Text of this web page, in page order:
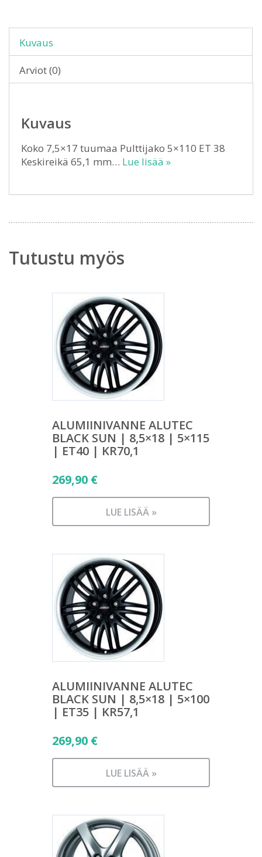
Kuvaus
Arviot (0)
Kuvaus
Koko 7,5×17 tuumaa Pulttijako 5×110 ET 38
Keskireikä 65,1 mm… Lue lisää »
Tutustu myös
ALUMIINIVANNE ALUTEC
BLACK SUN | 8,5×18 | 5×115
| ET40 | KR70,1
269,90 €
LUE LISÄÄ »
ALUMIINIVANNE ALUTEC
BLACK SUN | 8,5×18 | 5×100
| ET35 | KR57,1
269,90 €
LUE LISÄÄ »